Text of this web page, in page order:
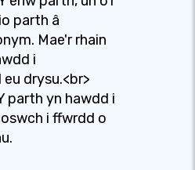
parth â
Mae'r rhain
i
drysu.<br>
parth yn hawdd i
i ffwrdd o